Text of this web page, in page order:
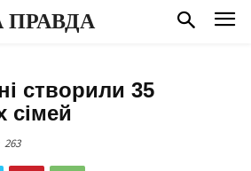
ПРАВДА
створили 35
сімей
263